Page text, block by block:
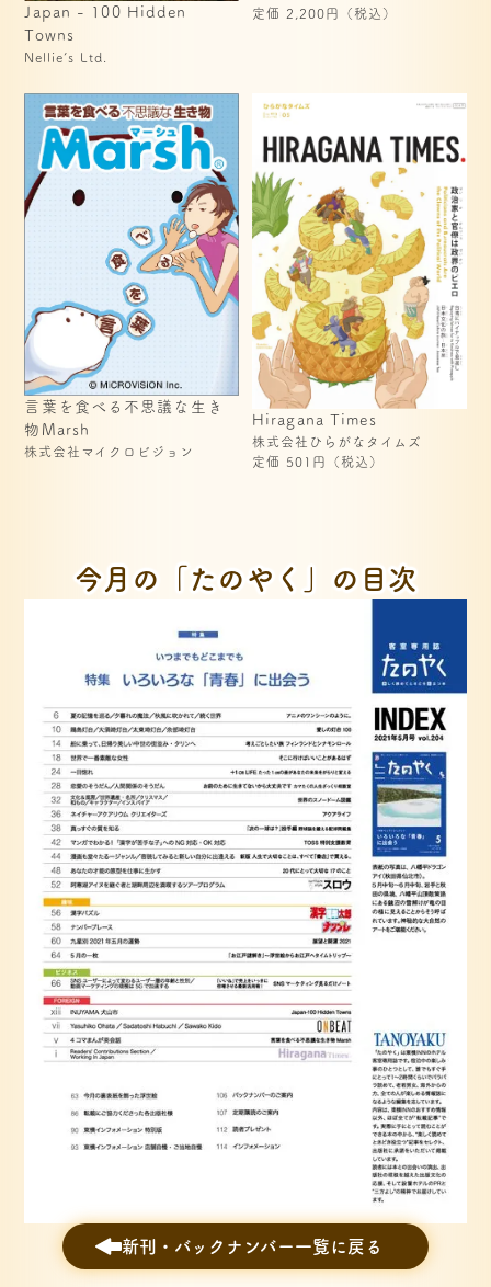
Japan - 100 Hidden
Towns
Nellie’s Ltd.
定価 2,200円（税込）
言葉を食べる不思議な生き
物Marsh
株式会社マイクロビジョン
Hiragana Times
株式会社ひらがなタイムズ
定価 501円（税込）
今月の「たのやく」の目次
新刊・バックナンバー一覧に戻る